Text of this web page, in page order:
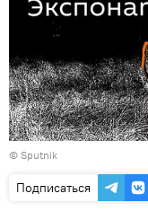
© Sputnik
Подписаться